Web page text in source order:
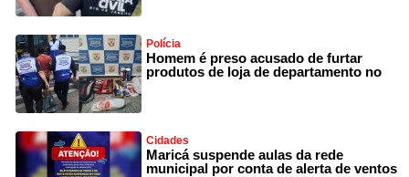
Polícia
Homem é preso acusado de furtar
produtos de loja de departamento no
Cidades
Maricá suspende aulas da rede
municipal por conta de alerta de ventos